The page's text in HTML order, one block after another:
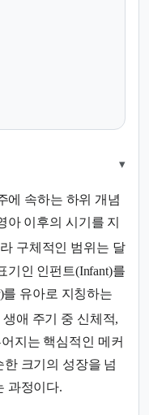
▾
에 속하는 하위 개념
아 이후의 시기를 지
구체적인 범위는 달
기인 인펀트(Infant)를
를 유아로 지칭하는
애 주기 중 신체적,
지는 핵심적인 메커
크기의 성장을 넘
과정이다.